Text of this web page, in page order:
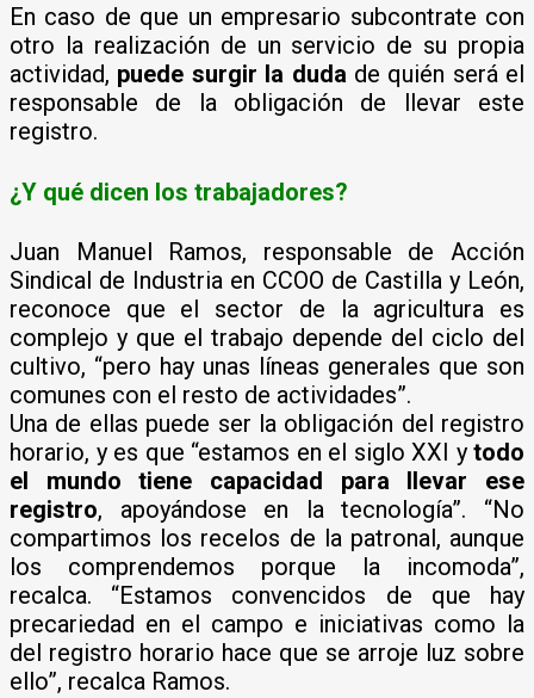
En caso de que un empresario subcontrate con
otro la realización de un servicio de su propia
actividad, puede surgir la duda de quién será el
responsable de la obligación de llevar este
registro.
¿Y qué dicen los trabajadores?
Juan Manuel Ramos, responsable de Acción
Sindical de Industria en CCOO de Castilla y León,
reconoce que el sector de la agricultura es
complejo y que el trabajo depende del ciclo del
cultivo, “pero hay unas líneas generales que son
comunes con el resto de actividades”.
Una de ellas puede ser la obligación del registro
horario, y es que “estamos en el siglo XXI y todo
el mundo tiene capacidad para llevar ese
registro, apoyándose en la tecnología”. “No
compartimos los recelos de la patronal, aunque
los comprendemos porque la incomoda”,
recalca. “Estamos convencidos de que hay
precariedad en el campo e iniciativas como la
del registro horario hace que se arroje luz sobre
ello”, recalca Ramos.